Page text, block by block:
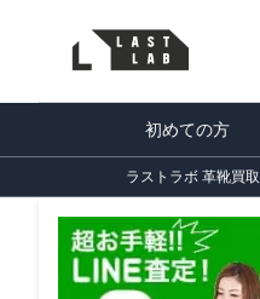
初めての方
ラストラボ 革靴買取